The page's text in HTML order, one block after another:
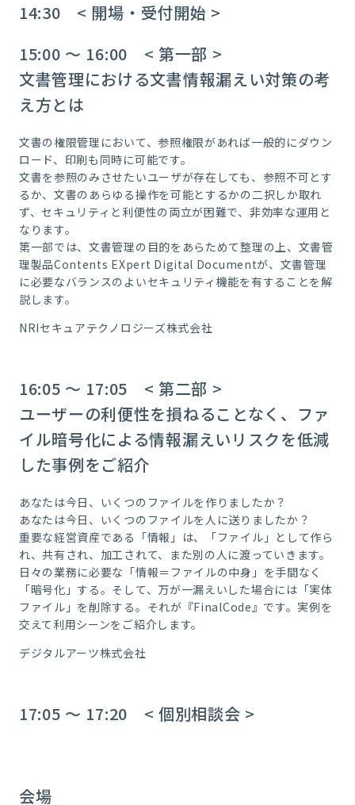
14:30 < 開場・受付開始 >
15:00 ～ 16:00 < 第一部 >
文書管理における文書情報漏えい対策の考
え方とは
文書の権限管理において、参照権限があれば一般的にダウン
ロード、印刷も同時に可能です。
文書を参照のみさせたいユーザが存在しても、参照不可とす
るか、文書のあらゆる操作を可能とするかの二択しか取れ
ず、セキュリティと利便性の両立が困難で、非効率な運用と
なります。
第一部では、文書管理の目的をあらためて整理の上、文書管
理製品Contents EXpert Digital Documentが、文書管理
に必要なバランスのよいセキュリティ機能を有することを解
説します。
NRIセキュアテクノロジーズ株式会社
16:05 ～ 17:05 < 第二部 >
ユーザーの利便性を損ねることなく、ファ
イル暗号化による情報漏えいリスクを低減
した事例をご紹介
あなたは今日、いくつのファイルを作りましたか？
あなたは今日、いくつのファイルを人に送りましたか？
重要な経営資産である「情報」は、「ファイル」として作ら
れ、共有され、加工されて、また別の人に渡っていきます。
日々の業務に必要な「情報＝ファイルの中身」を手間なく
「暗号化」する。そして、万が一漏えいした場合には「実体
ファイル」を削除する。それが『FinalCode』です。実例を
交えて利用シーンをご紹介します。
デジタルアーツ株式会社
17:05 ～ 17:20 < 個別相談会 >
会場